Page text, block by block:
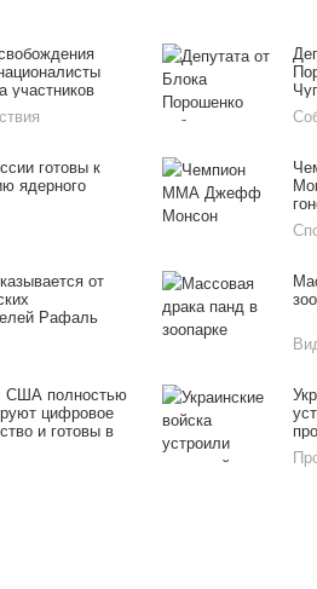
участников
готовы к
ядерного
от
Рафаль
США полностью
цифровое
и готовы в
нанести